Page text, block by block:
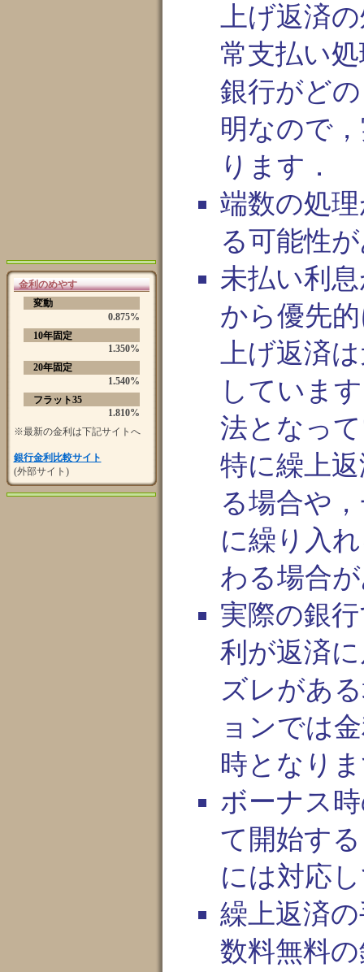
金利のめやす
変動
0.875%
10年固定
1.350%
20年固定
1.540%
フラット35
1.810%
※最新の金利は下記サイトへ
銀行金利比較サイト
(外部サイト)
上げ返済
常支払い
銀行がど
明なので
ります．
端数の処
る可能性
未払い利
から優先
上げ返済
していま
法となっ
特に繰上
る場合や
に繰り入
わる場合
実際の銀
利が返済
ズレがあ
ョンでは
時となり
ボーナス
て開始す
には対応
繰上返済
数料無料